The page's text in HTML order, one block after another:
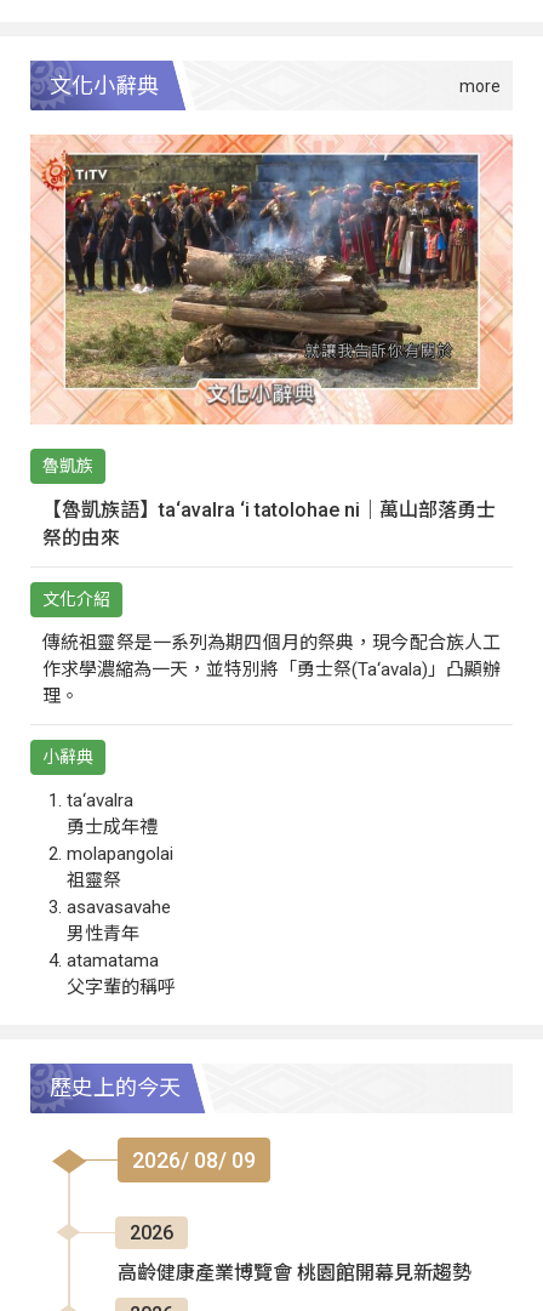
文化小辭典
魯凱族
【魯凱族語】ta‘avalra ‘i tatolohae ni｜萬山部落勇士
祭的由來
文化介紹
傳統祖靈祭是一系列為期四個月的祭典，現今配合族人工
作求學濃縮為一天，並特別將「勇士祭(Ta‘avala)」凸顯辦
理。
小辭典
ta‘avalra
勇士成年禮
molapangolai
祖靈祭
asavasavahe
男性青年
atamatama
父字輩的稱呼
歷史上的今天
2026/ 08/ 09
2026
高齡健康產業博覽會 桃園館開幕見新趨勢